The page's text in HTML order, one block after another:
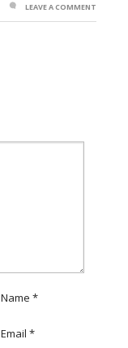
LEAVE A COMMENT
Name *
Email *